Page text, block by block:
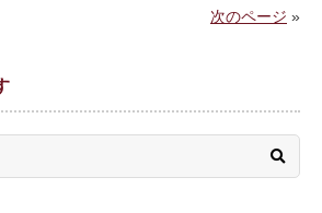
次のページ »